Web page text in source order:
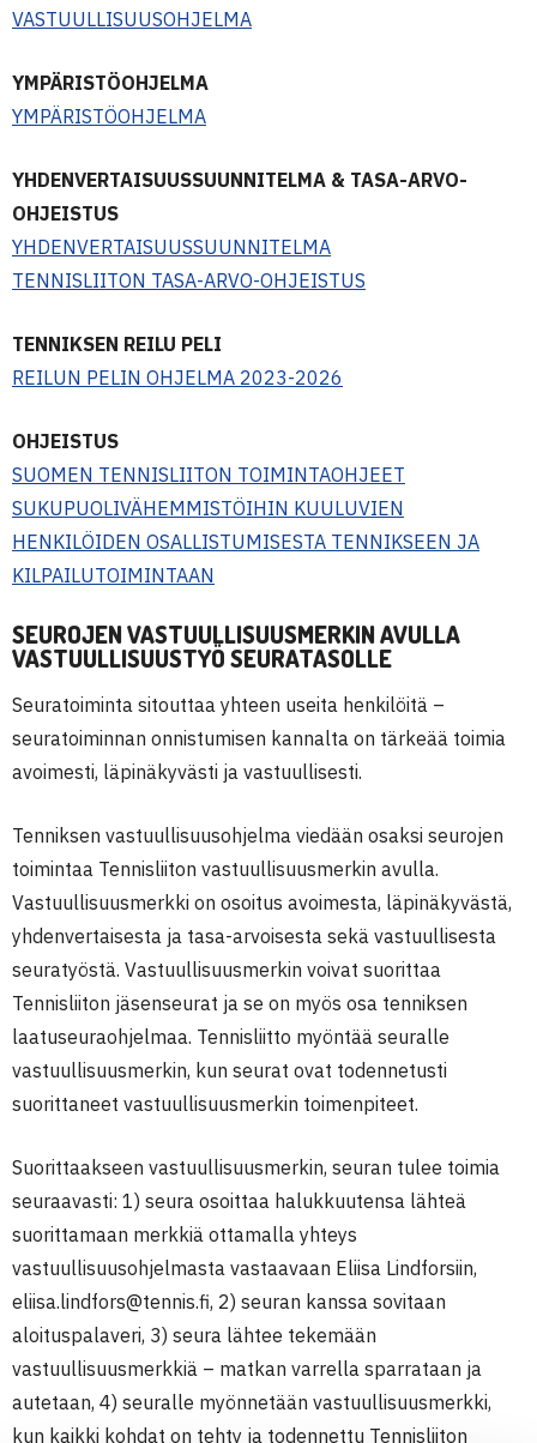
VASTUULLISUUSOHJELMA
YMPÄRISTÖOHJELMA
YMPÄRISTÖOHJELMA
YHDENVERTAISUUSSUUNNITELMA & TASA-ARVO-
OHJEISTUS
YHDENVERTAISUUSSUUNNITELMA
TENNISLIITON TASA-ARVO-OHJEISTUS
TENNIKSEN REILU PELI
REILUN PELIN OHJELMA 2023-2026
OHJEISTUS
SUOMEN TENNISLIITON TOIMINTAOHJEET
SUKUPUOLIVÄHEMMISTÖIHIN KUULUVIEN
HENKILÖIDEN OSALLISTUMISESTA TENNIKSEEN JA
KILPAILUTOIMINTAAN
SEUROJEN VASTUULLISUUSMERKIN AVULLA
VASTUULLISUUSTYÖ SEURATASOLLE
Seuratoiminta sitouttaa yhteen useita henkilöitä –
seuratoiminnan onnistumisen kannalta on tärkeää toimia
avoimesti, läpinäkyvästi ja vastuullisesti.
Tenniksen vastuullisuusohjelma viedään osaksi seurojen
toimintaa Tennisliiton vastuullisuusmerkin avulla.
Vastuullisuusmerkki on osoitus avoimesta, läpinäkyvästä,
yhdenvertaisesta ja tasa-arvoisesta sekä vastuullisesta
seuratyöstä. Vastuullisuusmerkin voivat suorittaa
Tennisliiton jäsenseurat ja se on myös osa tenniksen
laatuseuraohjelmaa. Tennisliitto myöntää seuralle
vastuullisuusmerkin, kun seurat ovat todennetusti
suorittaneet vastuullisuusmerkin toimenpiteet.
Suorittaakseen vastuullisuusmerkin, seuran tulee toimia
seuraavasti: 1) seura osoittaa halukkuutensa lähteä
suorittamaan merkkiä ottamalla yhteys
vastuullisuusohjelmasta vastaavaan Eliisa Lindforsiin,
eliisa.lindfors@tennis.fi, 2) seuran kanssa sovitaan
aloituspalaveri, 3) seura lähtee tekemään
vastuullisuusmerkkiä – matkan varrella sparrataan ja
autetaan, 4) seuralle myönnetään vastuullisuusmerkki,
kun kaikki kohdat on tehty ja todennettu Tennisliiton